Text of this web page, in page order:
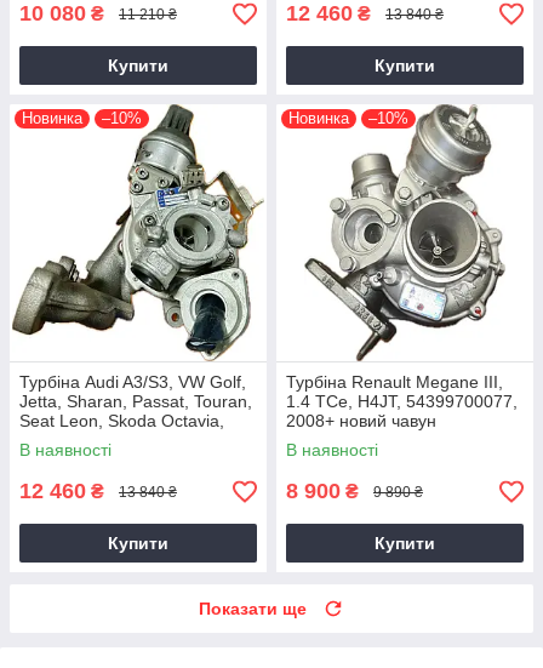
10 080 ₴ 11 210 ₴
Купити
12 460 ₴ 13 840 ₴
Купити
Новинка –10%
Турбіна Audi A3/S3, VW Golf,
Jetta, Sharan, Passat, Touran,
Seat Leon, Skoda Octavia,
Superb 2.0 TDI, CKRA
В наявності
12 460 ₴ 13 840 ₴
Купити
Новинка –10%
Турбіна Renault Megane III,
1.4 TCe, H4JT, 54399700077,
2008+ новий чавун
В наявності
8 900 ₴ 9 890 ₴
Купити
Показати ще